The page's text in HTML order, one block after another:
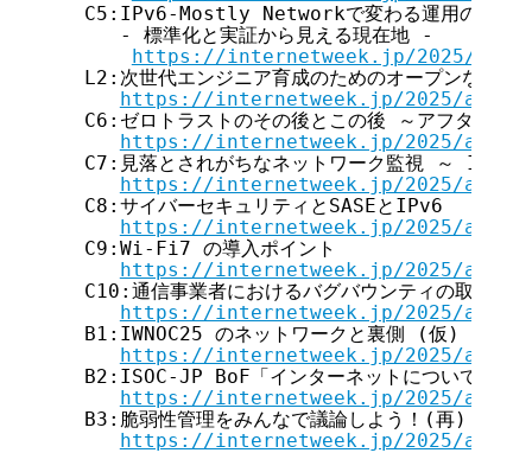
C5:IPv6-Mostly Networkで変わる運用のカタ
     - 標準化と実証から見える現在地 -
https://internetweek.jp/2025/
L2:次世代エンジニア育成のためのオープンな取り
https://internetweek.jp/2025/
C6:ゼロトラストのその後とこの後 ～アフターコ
https://internetweek.jp/2025/
C7:見落とされがちなネットワーク監視 ～ IPv6
https://internetweek.jp/2025/
  C8:サイバーセキュリティとSASEとIPv6
https://internetweek.jp/2025/
  C9:Wi-Fi7 の導入ポイント
https://internetweek.jp/2025/
C10:通信事業者におけるバグバウンティの取り組
https://internetweek.jp/2025/
  B1:IWNOC25 のネットワークと裏側 (仮)
https://internetweek.jp/2025/
B2:ISOC-JP BoF「インターネットについて議論
https://internetweek.jp/2025/
  B3:脆弱性管理をみんなで議論しよう！(再)
https://internetweek.jp/2025/